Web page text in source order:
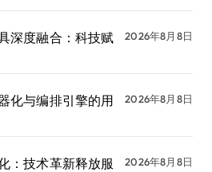
深度融合：科技赋
2026年8月8日
化与编排引擎的用
2026年8月8日
：技术革新释放服
2026年8月8日